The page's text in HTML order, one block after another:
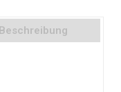
Beschreibung